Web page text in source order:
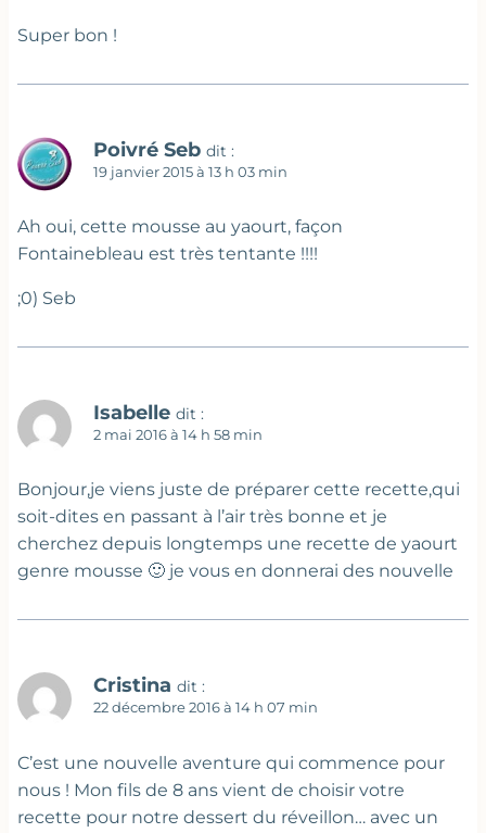
Super bon !
Poivré Seb dit :
19 janvier 2015 à 13 h 03 min
Ah oui, cette mousse au yaourt, façon
Fontainebleau est très tentante !!!!
;0) Seb
Isabelle dit :
2 mai 2016 à 14 h 58 min
Bonjour,je viens juste de préparer cette recette,qui
soit-dites en passant à l’air très bonne et je
cherchez depuis longtemps une recette de yaourt
genre mousse 🙂 je vous en donnerai des nouvelle
Cristina dit :
22 décembre 2016 à 14 h 07 min
C’est une nouvelle aventure qui commence pour
nous ! Mon fils de 8 ans vient de choisir votre
recette pour notre dessert du réveillon… avec un